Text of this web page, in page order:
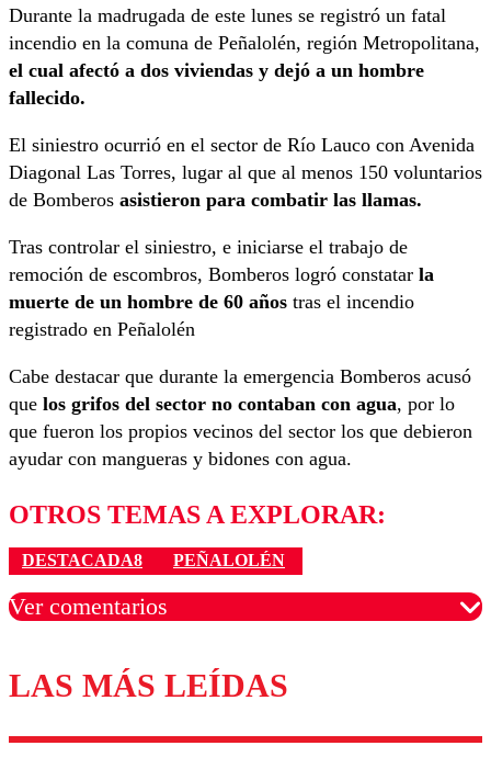
Durante la madrugada de este lunes se registró un fatal
incendio en la comuna de Peñalolén, región Metropolitana,
el cual afectó a dos viviendas y dejó a un hombre
fallecido.
El siniestro ocurrió en el sector de Río Lauco con Avenida
Diagonal Las Torres, lugar al que al menos 150 voluntarios
de Bomberos asistieron para combatir las llamas.
Tras controlar el siniestro, e iniciarse el trabajo de
remoción de escombros, Bomberos logró constatar la
muerte de un hombre de 60 años tras el incendio
registrado en Peñalolén
Cabe destacar que durante la emergencia Bomberos acusó
que los grifos del sector no contaban con agua, por lo
que fueron los propios vecinos del sector los que debieron
ayudar con mangueras y bidones con agua.
OTROS TEMAS A EXPLORAR:
DESTACADA8 PEÑALOLÉN
Ver comentarios
Los comentarios son moderados para garantizar un
diálogo respetuoso.
Nombre
LAS MÁS LEÍDAS